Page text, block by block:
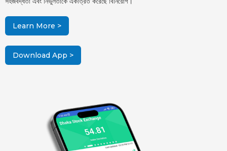
Learn More >
Download App >